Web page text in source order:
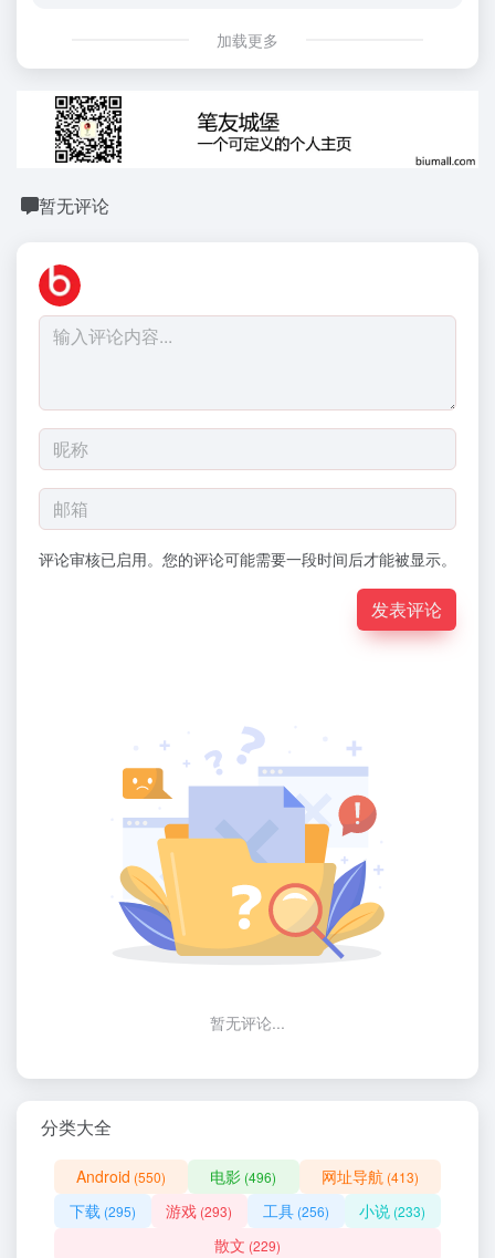
加载更多
暂无评论
评论审核已启用。您的评论可能需要一段时间后才能被显示。
发表评论
暂无评论...
分类大全
Android (550) 电影 (496) 网址导航 (413)
下载 (295) 游戏 (293) 工具(256) 小说 (233)
散文 (229)